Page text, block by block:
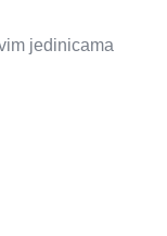
jedinicama